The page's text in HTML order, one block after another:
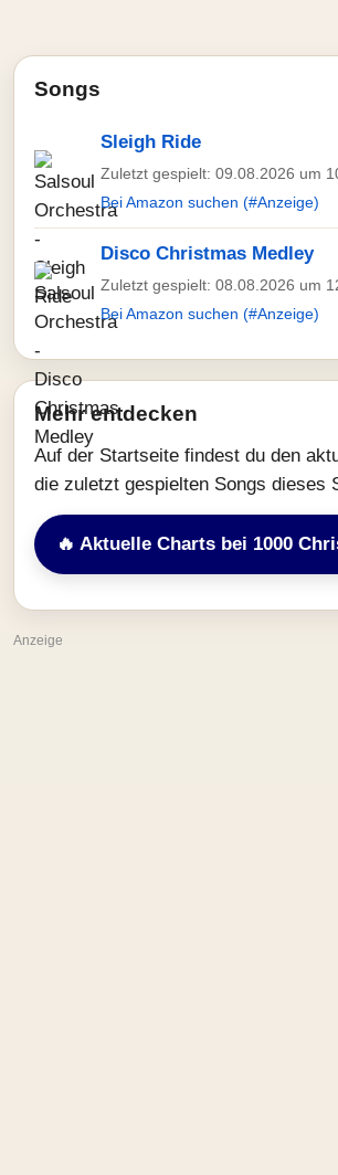
Songs
Sleigh Ride
Zuletzt gespielt: 09.08.2026 um
Bei Amazon suchen (#Anzeige)
Disco Christmas Medley
Zuletzt gespielt: 08.08.2026 um
Bei Amazon suchen (#Anzeige)
Mehr entdecken
Auf der Startseite findest du den
die zuletzt gespielten Songs dieses
🔥 Aktuelle Charts bei 1000
Anzeige